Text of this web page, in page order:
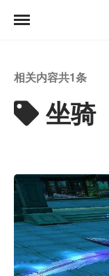
相关内容共1条
坐骑